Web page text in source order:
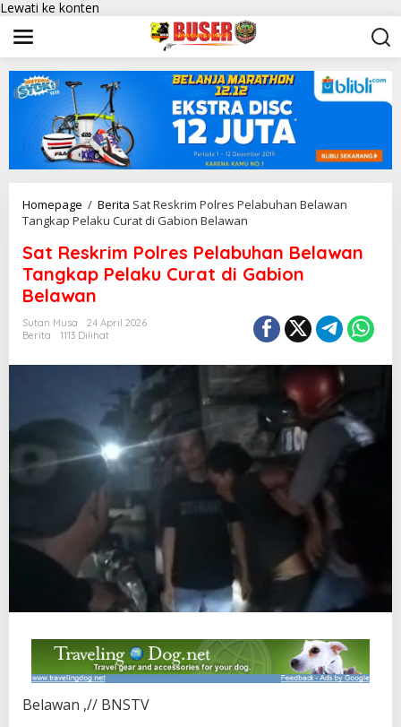
Lewati ke konten
Homepage / Berita Sat Reskrim Polres Pelabuhan Belawan
Tangkap Pelaku Curat di Gabion Belawan
Sat Reskrim Polres Pelabuhan Belawan
Tangkap Pelaku Curat di Gabion
Belawan
Sutan Musa
24 April 2026
Berita
1113 Dilihat
Belawan ,// BNSTV